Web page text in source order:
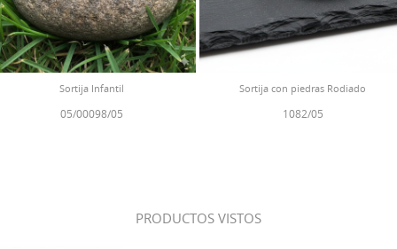
Sortija Infantil
05/00098/05
Sortija con piedras Rodiado
1082/05
PRODUCTOS VISTOS